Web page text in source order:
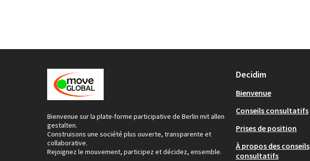
Bienvenue sur la plate-forme participative de Berlin mit allen
gestalten.
Construisons une société plus ouverte, transparente et
collaborative.
Rejoignez le mouvement, participez et décidez, ensemble.
Decidim
Bienvenue
Conseils consultatifs
Prises de position
À propos des conseils
consultatifs